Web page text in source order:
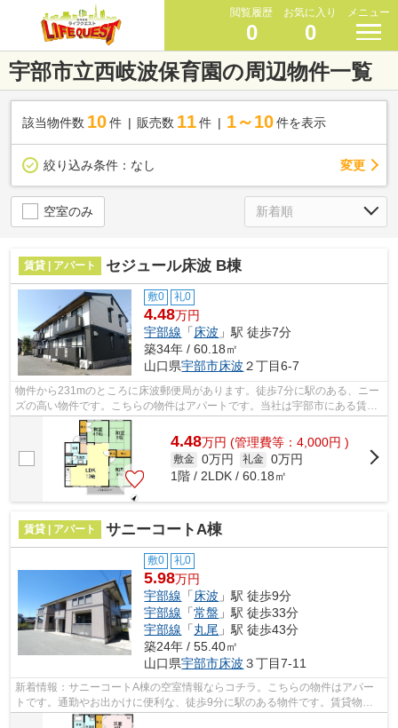
閲覧履歴
0
お気に入り
0
メニュー
宇部市立西岐波保育園の周辺物件一覧
該当物件数 10件 販売数 11 件 1～10 件を表示
絞り込み条件： なし 変更
空室のみ
賃貸 | アパート セジュール床波 B棟
敷0 礼0
4.48万円
宇部線 「床波 」駅 徒歩7分
築34年 / 60.18㎡
山口県宇部市床波 ２丁目6-7
物件から231mのところに床波郵便局があります。徒歩7分に駅のある、ニー
ズの高い物件です。こちらの物件はアパートです。当社は宇部市にある賃貸
物件情報を豊富に取り扱っております。...
4.48万円 (管理費等：4,000円 )
敷金 0万円 礼金 0万円
1階 / 2LDK / 60.18㎡
賃貸 | アパート サニーコートA棟
敷0 礼0
5.98万円
宇部線 「床波 」駅 徒歩9分
宇部線 「常盤 」駅 徒歩33分
宇部線 「丸尾 」駅 徒歩43分
築24年 / 55.40㎡
山口県宇部市床波 ３丁目7-11
新着情報：サニーコートA棟の空室情報ならコチラ。こちらの物件はアパー
トです。通勤やお出かけに便利な、徒歩9分に駅のある物件です。賃貸物件
のことなら、豊富な物件情報を取り扱う...